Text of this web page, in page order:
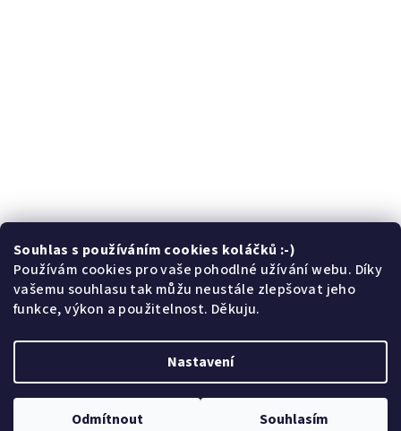
Souhlas s používáním cookies koláčků :-)
Používám cookies pro vaše pohodlné užívání webu. Díky
vašemu souhlasu tak můžu neustále zlepšovat jeho
funkce, výkon a použitelnost. Děkuju.
Nastavení
Odmítnout Souhlasím
Sledovat na Instagramu
Facebook
České brože. Všechna práva vyhrazena.